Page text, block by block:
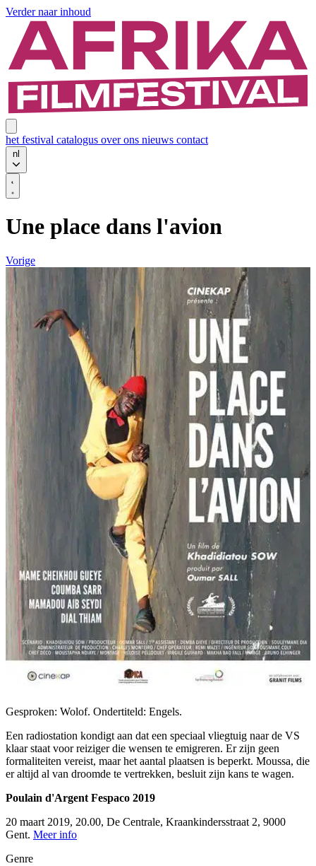
Verder naar inhoud
het festival catalogus over ons nieuws contact
nl
Une place dans l'avion
Vorige
Gesproken: Wolof. Ondertiteld: Engels.
Een radiostation kondigt aan dat een speciaal vliegtuig naar de VS
klaar staat voor reiziger die wensen te emigreren. Er zijn geen
formaliteiten vereist, maar het aantal plaatsen is beperkt. Moussa, die
er altijd al van droomde te vertrekken, besluit zijn kans te wagen.
Poulain d'Argent Fespaco 2019
20 maart 2019, 20.00, De Centrale, Kraankindersstraat 2, 9000
Gent. Meer info
Genre